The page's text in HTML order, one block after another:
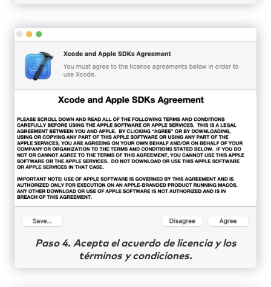
Paso 4. Acepta el acuerdo de licencia y los
términos y condiciones.